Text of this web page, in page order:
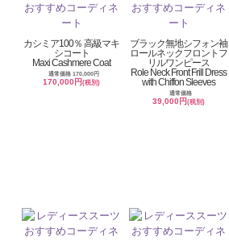
カシミア100％ 高級マキ
シコート
Maxi Cashmere Coat
通常価格 170,000円
170,000円(税別)
ブラック無地シフォン袖
ロールネックフロントフ
リルワンピース
Role Neck Front Frill Dress
with Chiffon Sleeves
通常価格
39,000円(税別)